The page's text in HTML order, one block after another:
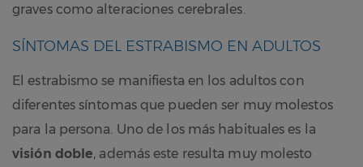
graves como alteraciones cerebrales.
SÍNTOMAS DEL ESTRABISMO EN ADULTOS
El estrabismo se manifiesta en los adultos con
diferentes síntomas que pueden ser muy molestos
para la persona. Uno de los más habituales es la
visión doble, además este resulta muy molesto